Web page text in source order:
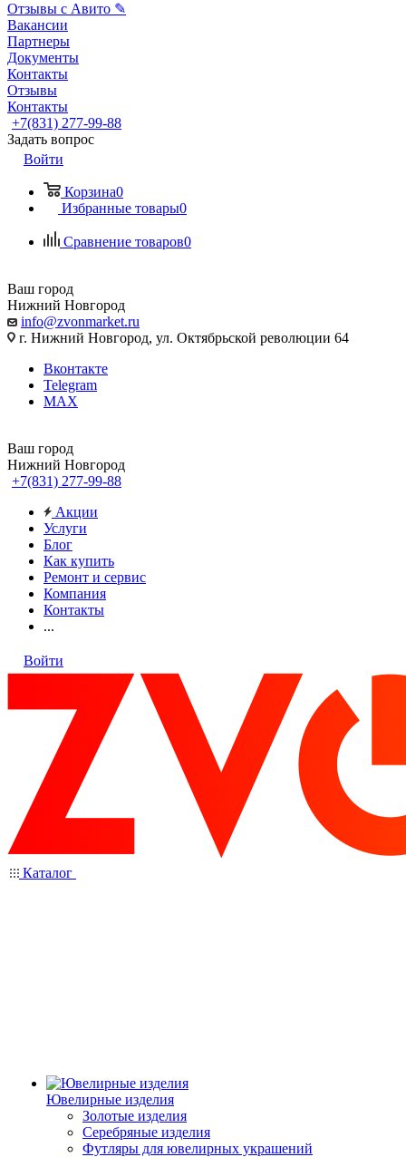
Отзывы с Авито ✎
Вакансии
Партнеры
Документы
Контакты
Отзывы
Контакты
+7(831) 277-99-88
Задать вопрос
Войти
Корзина0
Избранные товары0
Сравнение товаров0
Ваш город
Нижний Новгород
info@zvonmarket.ru
г. Нижний Новгород, ул. Октябрьской революции 64
Вконтакте
Telegram
MAX
Ваш город
Нижний Новгород
+7(831) 277-99-88
Акции
Услуги
Блог
Как купить
Ремонт и сервис
Компания
Контакты
...
Войти
Каталог
Ювелирные изделия
Золотые изделия
Серебряные изделия
Футляры для ювелирных украшений